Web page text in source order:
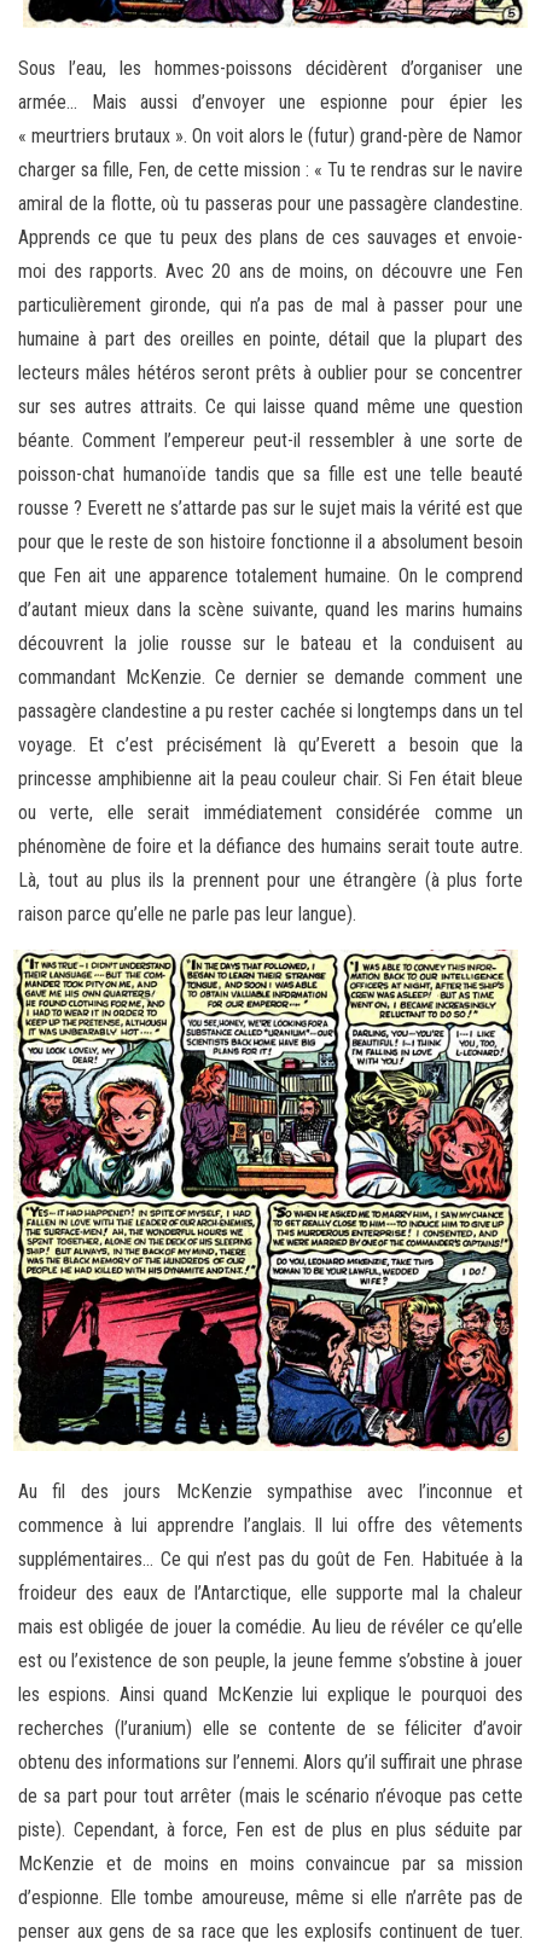
Sous l’eau, les hommes-poissons décidèrent d’organiser une
armée… Mais aussi d’envoyer une espionne pour épier les
« meurtriers brutaux ». On voit alors le (futur) grand-père de Namor
charger sa fille, Fen, de cette mission : « Tu te rendras sur le navire
amiral de la flotte, où tu passeras pour une passagère clandestine.
Apprends ce que tu peux des plans de ces sauvages et envoie-
moi des rapports. Avec 20 ans de moins, on découvre une Fen
particulièrement gironde, qui n’a pas de mal à passer pour une
humaine à part des oreilles en pointe, détail que la plupart des
lecteurs mâles hétéros seront prêts à oublier pour se concentrer
sur ses autres attraits. Ce qui laisse quand même une question
béante. Comment l’empereur peut-il ressembler à une sorte de
poisson-chat humanoïde tandis que sa fille est une telle beauté
rousse ? Everett ne s’attarde pas sur le sujet mais la vérité est que
pour que le reste de son histoire fonctionne il a absolument besoin
que Fen ait une apparence totalement humaine. On le comprend
d’autant mieux dans la scène suivante, quand les marins humains
découvrent la jolie rousse sur le bateau et la conduisent au
commandant McKenzie. Ce dernier se demande comment une
passagère clandestine a pu rester cachée si longtemps dans un tel
voyage. Et c’est précisément là qu’Everett a besoin que la
princesse amphibienne ait la peau couleur chair. Si Fen était bleue
ou verte, elle serait immédiatement considérée comme un
phénomène de foire et la défiance des humains serait toute autre.
Là, tout au plus ils la prennent pour une étrangère (à plus forte
raison parce qu’elle ne parle pas leur langue).
Au fil des jours McKenzie sympathise avec l’inconnue et
commence à lui apprendre l’anglais. Il lui offre des vêtements
supplémentaires… Ce qui n’est pas du goût de Fen. Habituée à la
froideur des eaux de l’Antarctique, elle supporte mal la chaleur
mais est obligée de jouer la comédie. Au lieu de révéler ce qu’elle
est ou l’existence de son peuple, la jeune femme s’obstine à jouer
les espions. Ainsi quand McKenzie lui explique le pourquoi des
recherches (l’uranium) elle se contente de se féliciter d’avoir
obtenu des informations sur l’ennemi. Alors qu’il suffirait une phrase
de sa part pour tout arrêter (mais le scénario n’évoque pas cette
piste). Cependant, à force, Fen est de plus en plus séduite par
McKenzie et de moins en moins convaincue par sa mission
d’espionne. Elle tombe amoureuse, même si elle n’arrête pas de
penser aux gens de sa race que les explosifs continuent de tuer.